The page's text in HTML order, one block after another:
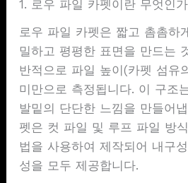
1. 로우 파일 카펫이란 무엇인
로우 파일 카펫은 짧고 촘촘하
밀하고 평평한 표면을 만드는
반적으로 파일 높이(카펫 섬유
미만으로 측정됩니다. 이 구조
발밑의 단단한 느낌을 만들어
펫은 컷 파일 및 루프 파일 방
법을 사용하여 제작되어 내구
성을 모두 제공합니다.